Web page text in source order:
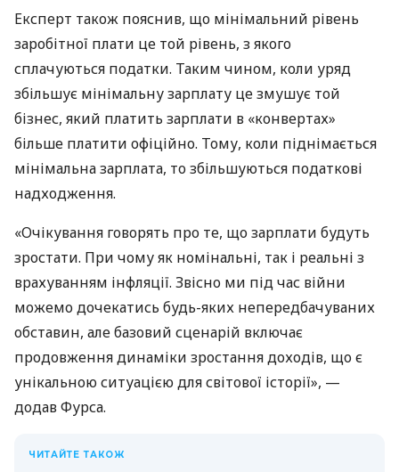
Експерт також пояснив, що мінімальний рівень
заробітної плати це той рівень, з якого
сплачуються податки. Таким чином, коли уряд
збільшує мінімальну зарплату це змушує той
бізнес, який платить зарплати в «конвертах»
більше платити офіційно. Тому, коли піднімається
мінімальна зарплата, то збільшуються податкові
надходження.
«Очікування говорять про те, що зарплати будуть
зростати. При чому як номінальні, так і реальні з
врахуванням інфляції. Звісно ми під час війни
можемо дочекатись будь-яких непередбачуваних
обставин, але базовий сценарій включає
продовження динаміки зростання доходів, що є
унікальною ситуацією для світової історії», —
додав Фурса.
ЧИТАЙТЕ ТАКОЖ